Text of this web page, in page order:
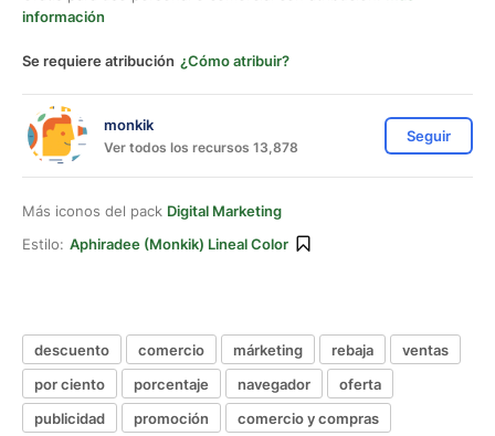
información
Se requiere atribución ¿Cómo atribuir?
monkik
Ver todos los recursos 13,878
Seguir
Más iconos del pack Digital Marketing
Estilo: Aphiradee (monkik) Lineal Color
descuento comercio márketing rebaja
ventas
por ciento
porcentaje navegador
oferta
publicidad
promoción
comercio y compras